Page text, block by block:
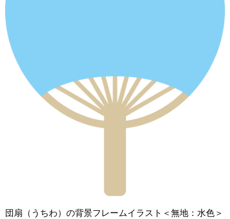
団扇（うちわ）の背景フレームイラスト＜無地：水色＞